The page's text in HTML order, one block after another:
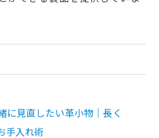
に見直したい革小物｜長く
手入れ術